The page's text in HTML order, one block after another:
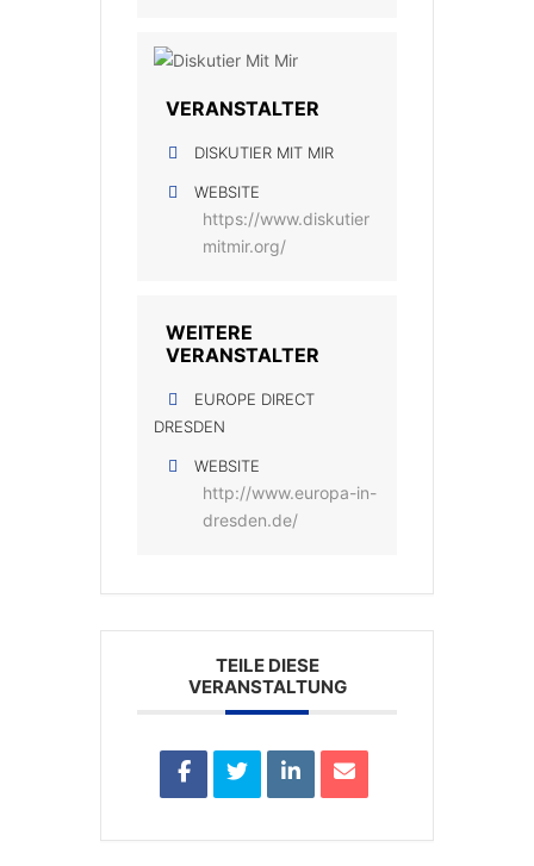
VERANSTALTER
DISKUTIER MIT MIR
WEBSITE
https://www.diskutier
mitmir.org/
WEITERE
VERANSTALTER
EUROPE DIRECT
DRESDEN
WEBSITE
http://www.europa-in-
dresden.de/
TEILE DIESE
VERANSTALTUNG